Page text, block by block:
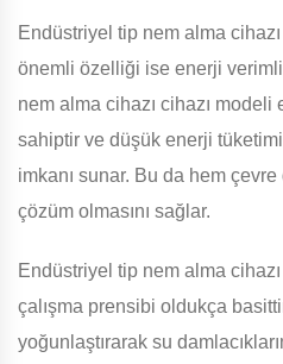
Endüstriyel tip nem alma
önemli özelliği ise enerji
nem alma cihazı cihazı
sahiptir ve düşük enerji
imkanı sunar. Bu da hem
çözüm olmasını sağlar.
Endüstriyel tip nem alma
çalışma prensibi oldukça
yoğunlaştırarak su